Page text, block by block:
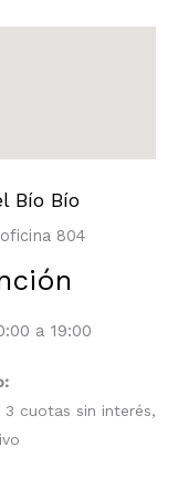
Bío Bío
804
a 19:00
cuotas sin interés,